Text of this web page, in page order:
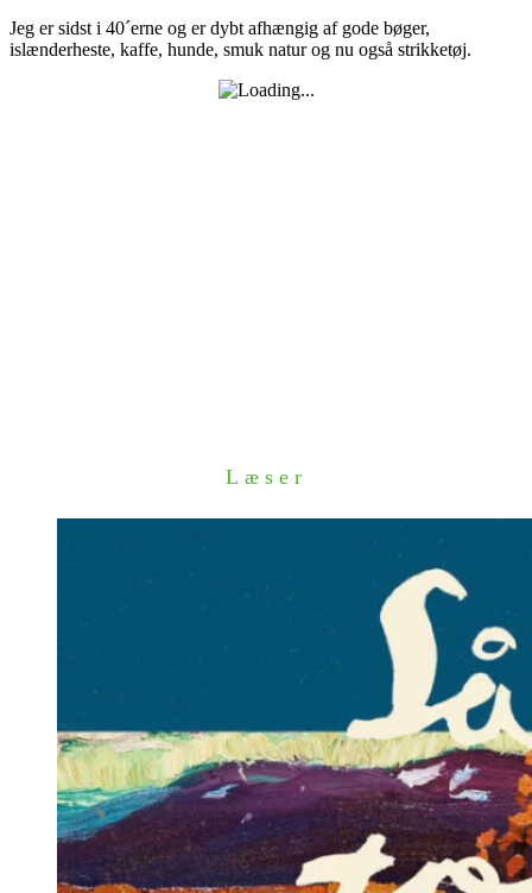
Jeg er sidst i 40´erne og er dybt afhængig af gode bøger,
islænderheste, kaffe, hunde, smuk natur og nu også strikketøj.
Læser